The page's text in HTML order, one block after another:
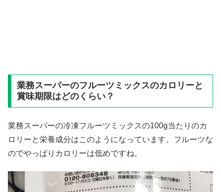
業務スーパーのフルーツミックスのカロリーと
賞味期限はどのくらい？
業務スーパーの冷凍フルーツミックスの100g当たりのカ
ロリーと栄養成分はこのようになっています。フルーツな
のでやっぱりカロリーは低めですね。